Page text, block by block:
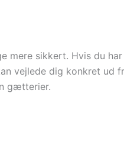
mere sikkert. Hvis du har
vejlede dig konkret ud
gætterier.